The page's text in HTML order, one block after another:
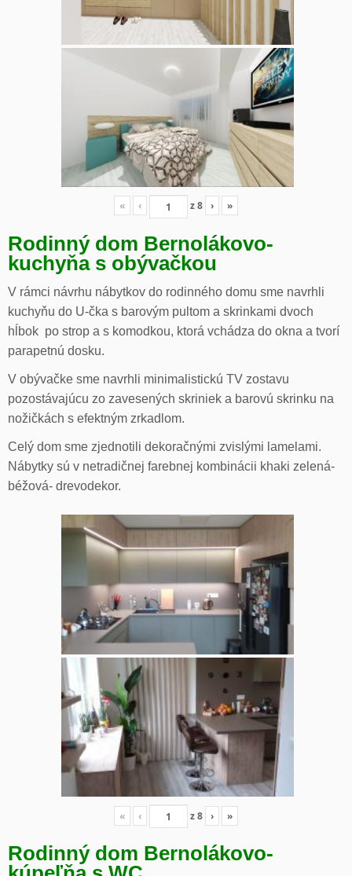
« ‹ z8 › »
Rodinný dom Bernolákovo-
kuchyňa s obývačkou
V rámci návrhu nábytkov do rodinného domu sme navrhli
kuchyňu do U-čka s barovým pultom a skrinkami dvoch
hĺbok po strop a s komodkou, ktorá vchádza do okna a tvorí
parapetnú dosku.
V obývačke sme navrhli minimalistickú TV zostavu
pozostávajúcu zo zavesených skriniek a barovú skrinku na
nožičkách s efektným zrkadlom.
Celý dom sme zjednotili dekoračnými zvislými lamelami.
Nábytky sú v netradičnej farebnej kombinácii khaki zelená-
béžová- drevodekor.
« ‹ z8 › »
Rodinný dom Bernolákovo-